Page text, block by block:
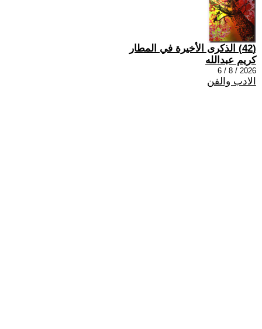
(42) الذكرى الأخيرة في المطار
كريم عبدالله
2026 / 8 / 6
الادب والفن